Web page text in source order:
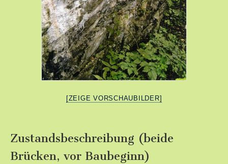
[ZEIGE VORSCHAUBILDER]
Zustandsbeschreibung (beide
Brücken, vor Baubeginn)